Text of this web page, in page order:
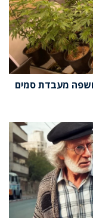
מעבדת סמים